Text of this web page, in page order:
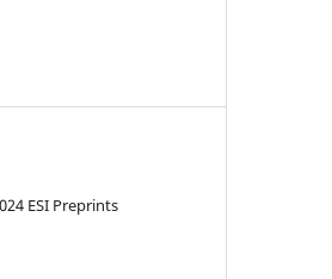
ESI Preprints